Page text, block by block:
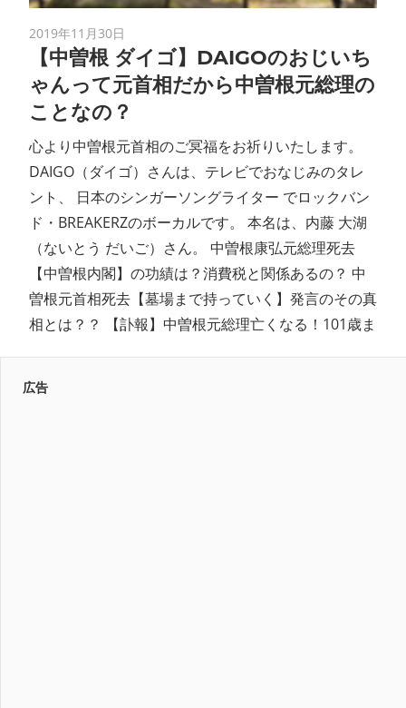
2019年11月30日
【中曽根 ダイゴ】DAIGOのおじいち
ゃんって元首相だから中曽根元総理の
ことなの？
心より中曽根元首相のご冥福をお祈りいたします。
DAIGO（ダイゴ）さんは、テレビでおなじみのタレ
ント、 日本のシンガーソングライター でロックバン
ド・BREAKERZのボーカルです。 本名は、内藤 大湖
（ないとう だいご）さん。 中曽根康弘元総理死去
【中曽根内閣】の功績は？消費税と関係あるの？ 中
曽根元首相死去【墓場まで持っていく】発言のその真
相とは？？ 【訃報】中曽根元総理亡くなる！101歳ま
広告